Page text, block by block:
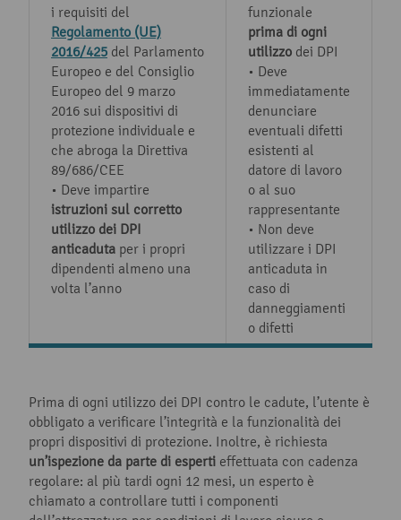
i requisiti del
Regolamento (UE)
2016/425 del Parlamento
Europeo e del Consiglio
Europeo del 9 marzo
2016 sui dispositivi di
protezione individuale e
che abroga la Direttiva
89/686/CEE
• Deve impartire
istruzioni sul corretto
utilizzo dei DPI
anticaduta per i propri
dipendenti almeno una
volta l’anno
funzionale
prima di ogni
utilizzo dei DPI
• Deve
immediatamente
denunciare
eventuali difetti
esistenti al
datore di lavoro
o al suo
rappresentante
• Non deve
utilizzare i DPI
anticaduta in
caso di
danneggiamenti
o difetti
Prima di ogni utilizzo dei DPI contro le cadute, l’utente è
obbligato a verificare l’integrità e la funzionalità dei
propri dispositivi di protezione. Inoltre, è richiesta
un’ispezione da parte di esperti effettuata con cadenza
regolare: al più tardi ogni 12 mesi, un esperto è
chiamato a controllare tutti i componenti